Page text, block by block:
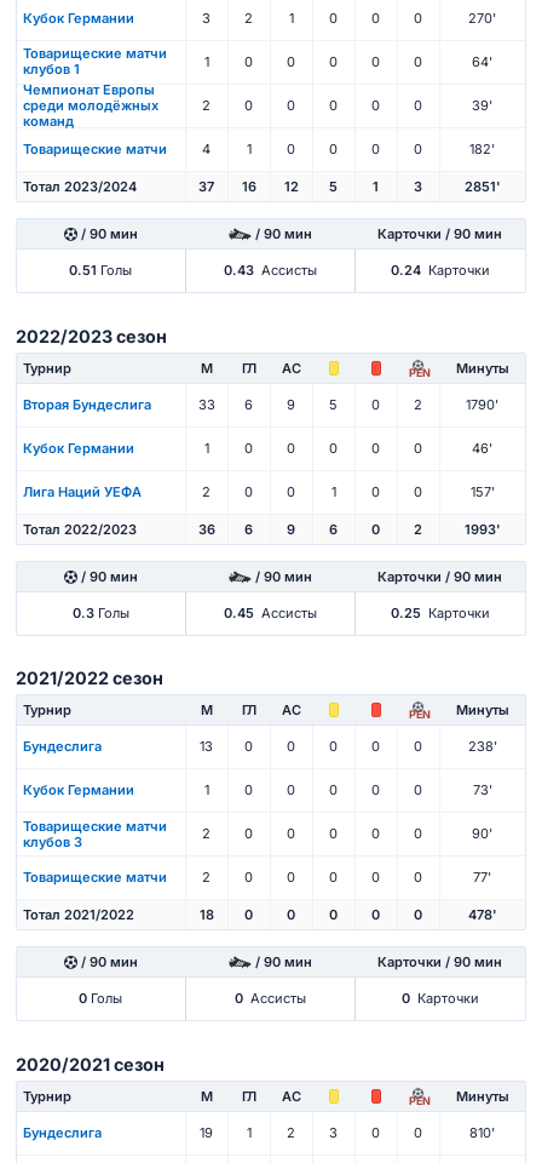
Кубок Германии 3 2 1 0 0 0 270'
Товарищеские матчи
клубов 1
1 0 0 0 0 0
64'
Чемпионат Европы
среди молодёжных
команд
2 0 0 0 0 0 39'
Товарищеские матчи 4 1 0 0 0 0 182'
Тотал 2023/2024 37 16 12 5 1 3 2851'
/ 90 мин / 90 мин Карточки / 90 мин
0.51 Голы 0.43 Ассисты 0.24 Карточки
2022/2023 сезон
Турнир М ГЛ АС PEN Минуты
Вторая Бундеслига 33 6 9 5 0 2 1790'
Кубок Германии 1 0 0 0 0 0 46'
Лига Наций УЕФА 2 0 0 1 0 0 157'
Тотал 2022/2023 36 6 9 6 0 2 1993'
/ 90 мин / 90 мин Карточки / 90 мин
0.3Голы 0.45 Ассисты 0.25 Карточки
2021/2022 сезон
Турнир М ГЛ АС PEN Минуты
Бундеслига 13 0 0 0 0 0 238'
Кубок Германии 1 0 0 0 0 0 73'
Товарищеские матчи
клубов 3
2 0 0 0 0 0 90'
Товарищеские матчи 2 0 0 0 0 0 77'
Тотал 2021/2022 18 0 0 0 0 0 478'
/ 90 мин / 90 мин Карточки / 90 мин
0 Голы 0 Ассисты 0 Карточки
2020/2021 сезон
Турнир М ГЛ АС PEN Минуты
Бундеслига 19 1 2 3 0 0 810'